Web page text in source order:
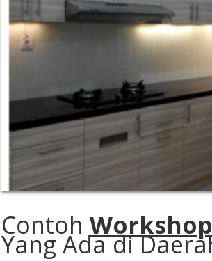
Contoh
Yang Ada di